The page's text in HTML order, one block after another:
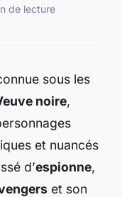
de lecture
sous les
noire,
et nuancés
d’espionne,
et son